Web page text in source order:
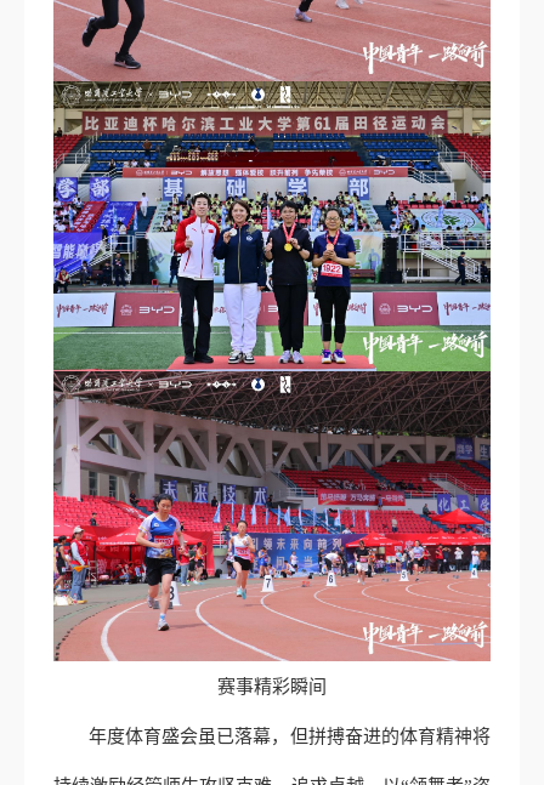
赛事精彩瞬间
年度体育盛会虽已落幕，但拼搏奋进的体育精神将